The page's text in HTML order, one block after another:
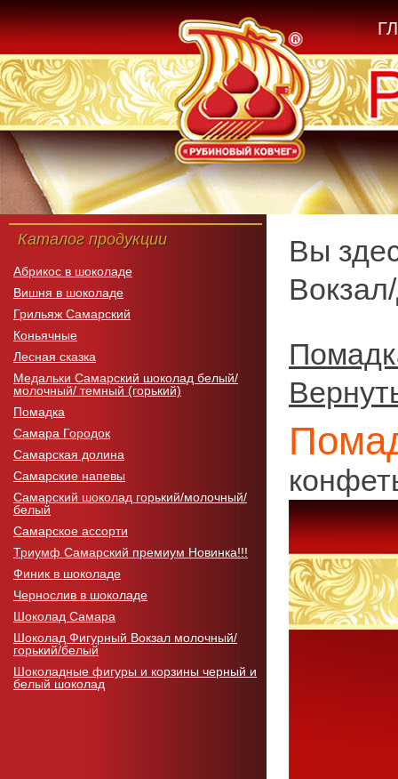
Каталог продукции
Абрикос в шоколаде
Вишня в шоколаде
Грильяж Самарский
Коньячные
Лесная сказка
Медальки Самарский шоколад белый/
молочный/ темный (горький)
Помадка
Самара Городок
Самарская долина
Самарские напевы
Самарский шоколад горький/молочный/
белый
Самарское ассорти
Триумф Самарский премиум Новинка!!!
Финик в шоколаде
Чернослив в шоколаде
Шоколад Самара
Шоколад Фигурный Вокзал молочный/
горький/белый
Шоколадные фигуры и корзины черный и
белый шоколад
Вы